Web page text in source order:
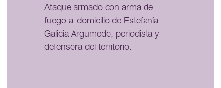
Ataque armado con arma de
fuego al domicilio de Estefanía
Galicia Argumedo, periodista y
defensora del territorio.